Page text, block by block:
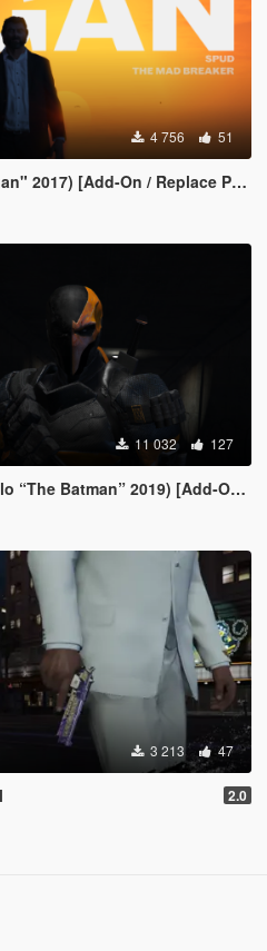
4 756 51
2017) [Add-On / Replace Ped]
11 032 127
Batman” 2019) [Add-On / Replace]
3 213 47
2.0